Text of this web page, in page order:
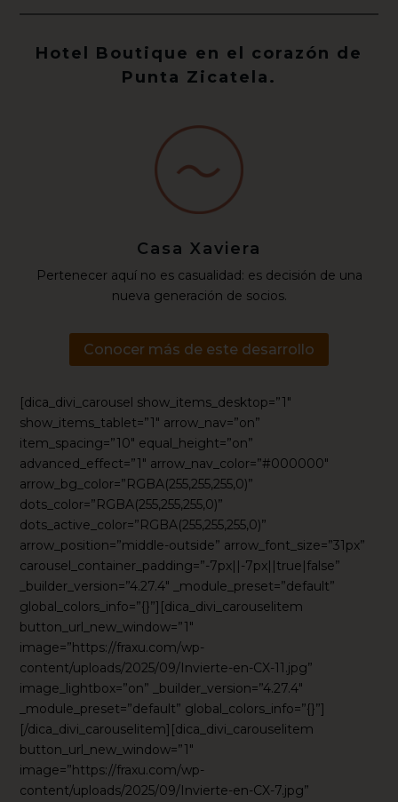
Hotel Boutique en el corazón de
Punta Zicatela.
Casa Xaviera
Pertenecer aquí no es casualidad: es decisión de una
nueva generación de socios.
Conocer más de este desarrollo
[dica_divi_carousel show_items_desktop=”1″
show_items_tablet=”1″ arrow_nav=”on”
item_spacing=”10″ equal_height=”on”
advanced_effect=”1″ arrow_nav_color=”#000000″
arrow_bg_color=”RGBA(255,255,255,0)”
dots_color=”RGBA(255,255,255,0)”
dots_active_color=”RGBA(255,255,255,0)”
arrow_position=”middle-outside” arrow_font_size=”31px”
carousel_container_padding=”-7px||-7px||true|false”
_builder_version=”4.27.4″ _module_preset=”default”
global_colors_info=”{}”][dica_divi_carouselitem
button_url_new_window=”1″
image=”https://fraxu.com/wp-
content/uploads/2025/09/Invierte-en-CX-11.jpg”
image_lightbox=”on” _builder_version=”4.27.4″
_module_preset=”default” global_colors_info=”{}”]
[/dica_divi_carouselitem][dica_divi_carouselitem
button_url_new_window=”1″
image=”https://fraxu.com/wp-
content/uploads/2025/09/Invierte-en-CX-7.jpg”